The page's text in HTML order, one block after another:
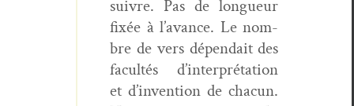
suiv­re. Pas de longueur
fixée à l’avance. Le nom­
bre de vers dépendait des
fac­ultés d’interprétation
et d’invention de cha­cun.